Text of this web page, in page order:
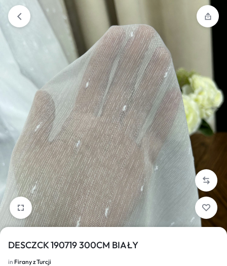
DESCZCK 190719 300CM BIAŁY
in Firany z Turcji